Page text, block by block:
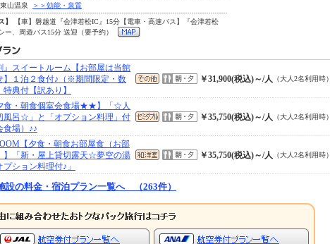
東山温泉 ＞＞効能・泉質
】
【車】磐越道『会津若松IC』15分【電車・高速バス】『会津若松
ー、周遊バス15分 送迎（要予約）
』スイートルーム【お部屋は当館
】１泊２食付♪（※期間限定・数
典付【訳あり】
￥31,900(税込)～/人 （大人2名利用時）
食・朝食個室会食場★★】「☆人
風呂☆」と「オプション料理」付
食場）♪♪
￥35,750(税込)～/人 （大人2名利用時）
【夕食・朝食お部屋食（お部
】「新・屋上貸切露天☆夢空の湯
ション料理付♪」
￥35,750(税込)～/人 （大人2名利用時）
設の料金・宿泊プラン一覧へ （263件）